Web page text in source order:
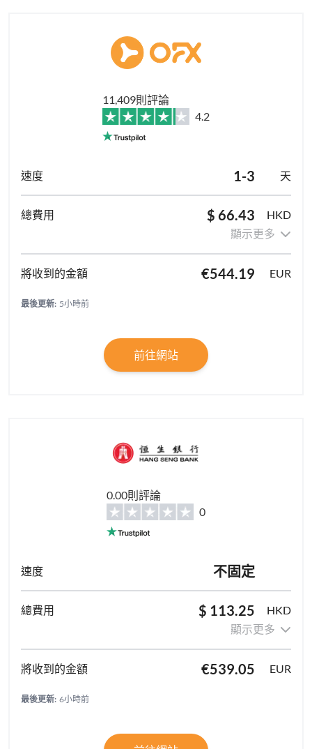
11,409則評論
4.2
1-3 天
$ 66.43
HKD
顯示更多
€544.19 EUR
最後更新: 5小時前
前往網站
0.00則評論
0
不固定
$ 113.25
HKD
顯示更多
€539.05 EUR
最後更新: 6小時前